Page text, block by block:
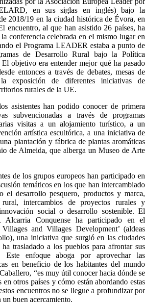
en sus siglas en inglés) bajo la
2018/19 en la ciudad histórica de Évora, en
encuentro, al que han asistido 26 países, ha
conferencia celebrada en el mismo lugar en
el Programa LEADER estaba a punto de
de Desarrollo Rural bajo la Política
objetivo era entender mejor qué ha pasado
entonces a través de debates, mesas de
exposición de diferentes iniciativas de
rurales de la UE.
asistentes han podido conocer de primera
subvencionadas a través de programas
visitas a un alojamiento turístico, a un
artística escultórica, a una iniciativa de
plantación y fábrica de plantas aromáticas
de Almeida, que alberga un Museo de Arte
de los grupos europeos han participado en
temáticos en los que han intercambiado
el desarrollo pesquero, productos y marca,
intercambios de proyectos rurales y
social o desarrollo sostenible. El
Alcarria Conquense ha participado en el
and Villages Development’ (aldeas
una iniciativa que surgió en las ciudades
trasladado a los pueblos para afrontar sus
Este enfoque aboga por aprovechar las
en beneficio de los habitantes del mundo
“es muy útil conocer hacia dónde se
en otros países y cómo están abordando estas
encuentros no se llegue a profundizar por
buen acercamiento.